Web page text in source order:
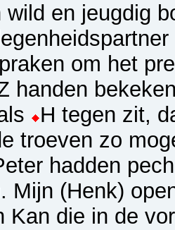
wild en jeugdig
om het
handen
H tegen zit,
troeven zo
hadden
Mijn (Henk)
Kan die in de